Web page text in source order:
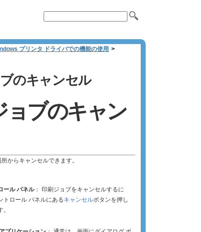
プリンタ ドライバでの機能の使用 >
のキャンセル
ョブのキャン
からキャンセルできます。
ール パネル： 印刷ジョブをキャンセルするに
トロール パネルにあるキャンセルボタンを押し